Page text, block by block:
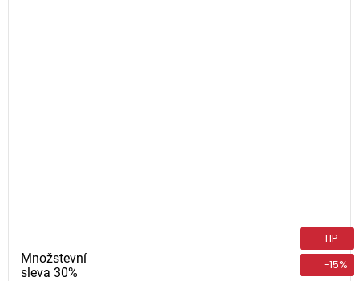
Množstevní
sleva 30%
TIP
-15%